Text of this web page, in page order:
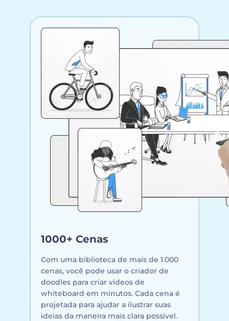
1000+ Cenas
Com uma biblioteca de mais de 1.000
cenas, você pode usar o criador de
doodles para criar vídeos de
whiteboard em minutos. Cada cena é
projetada para ajudar a ilustrar suas
ideias da maneira mais clara possível.